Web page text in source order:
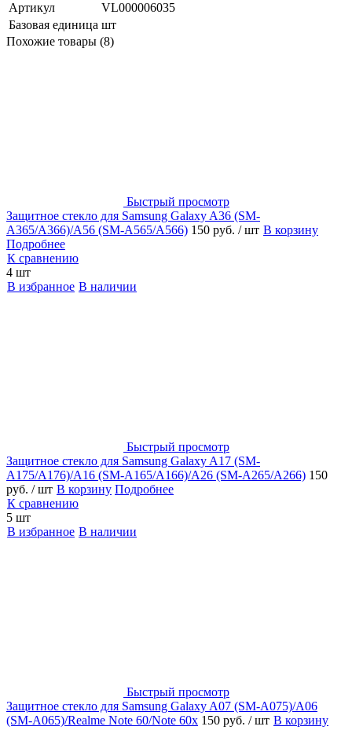
Артикул
VL000006035
Базовая единица шт
Похожие товары (8)
Быстрый просмотр
Защитное стекло для Samsung Galaxy A36 (SM-
A365/A366)/A56 (SM-A565/A566) 150 руб. / шт В корзину
Подробнее
К сравнению
4 шт
В избранное В наличии
Быстрый просмотр
Защитное стекло для Samsung Galaxy A17 (SM-
A175/A176)/A16 (SM-A165/A166)/A26 (SM-A265/A266) 150
руб. / шт В корзину Подробнее
К сравнению
5 шт
В избранное В наличии
Быстрый просмотр
Защитное стекло для Samsung Galaxy A07 (SM-A075)/A06
(SM-A065)/Realme Note 60/Note 60x 150 руб. / шт В корзину